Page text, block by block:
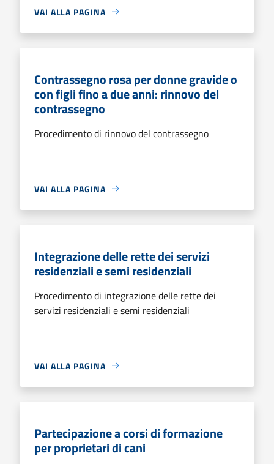
VAI ALLA PAGINA
Contrassegno rosa per donne gravide o
con figli fino a due anni: rinnovo del
contrassegno
Procedimento di rinnovo del contrassegno
VAI ALLA PAGINA
Integrazione delle rette dei servizi
residenziali e semi residenziali
Procedimento di integrazione delle rette dei
servizi residenziali e semi residenziali
VAI ALLA PAGINA
Partecipazione a corsi di formazione
per proprietari di cani